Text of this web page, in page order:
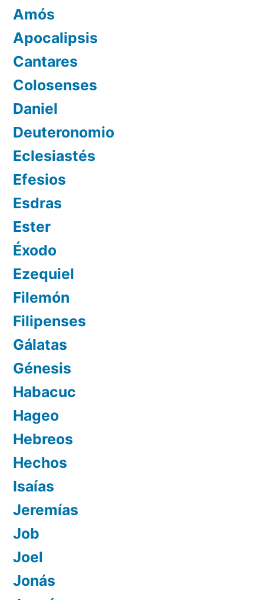
Amós
Apocalipsis
Cantares
Colosenses
Daniel
Deuteronomio
Eclesiastés
Efesios
Esdras
Ester
Éxodo
Ezequiel
Filemón
Filipenses
Gálatas
Génesis
Habacuc
Hageo
Hebreos
Hechos
Isaías
Jeremías
Job
Joel
Jonás